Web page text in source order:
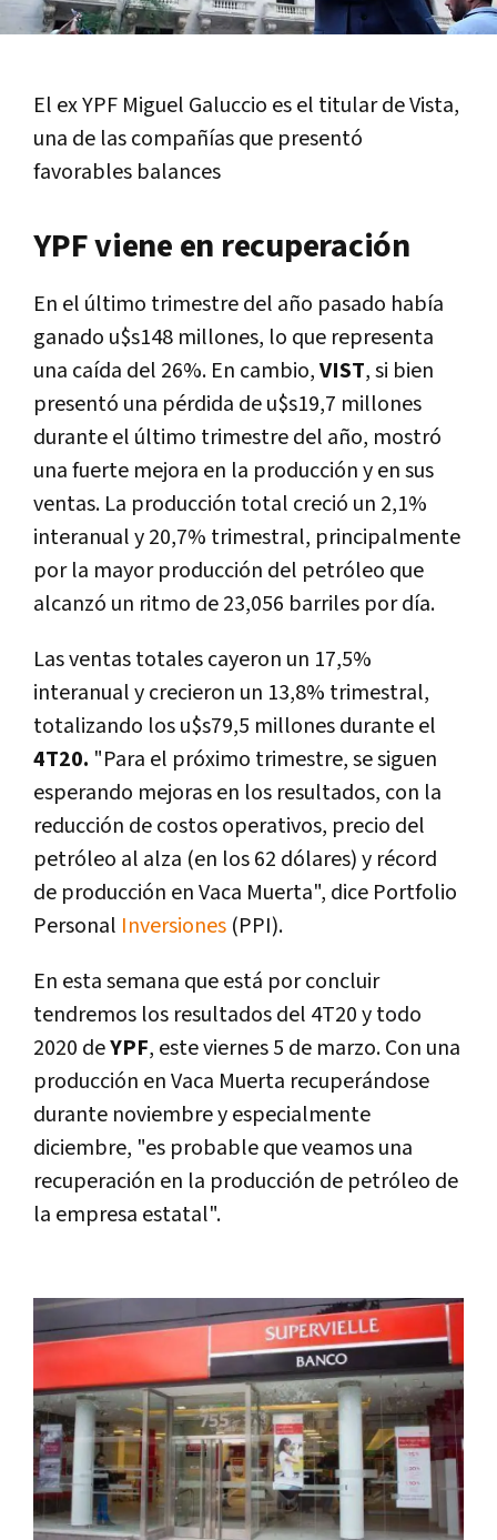
El ex YPF Miguel Galuccio es el titular de Vista,
una de las compañías que presentó
favorables balances
YPF viene en recuperación
En el último trimestre del año pasado había
ganado u$s148 millones, lo que representa
una caída del 26%. En cambio,VIST, si bien
presentó una pérdida de u$s19,7 millones
durante el último trimestre del año, mostró
una fuerte mejora en la producción y en sus
ventas. La producción total creció un 2,1%
interanual y 20,7% trimestral, principalmente
por la mayor producción del petróleo que
alcanzó un ritmo de 23,056 barriles por día.
Las ventas totales cayeron un 17,5%
interanual y crecieron un 13,8% trimestral,
totalizando los u$s79,5 millones durante el
4T20. "Para el próximo trimestre, se siguen
esperando mejoras en los resultados, con la
reducción de costos operativos, precio del
petróleo al alza (en los 62 dólares) y récord
de producción en Vaca Muerta", dice Portfolio
Personal Inversiones (PPI).
En esta semana que está por concluir
tendremos los resultados del 4T20 y todo
2020 deYPF, este viernes 5 de marzo. Con una
producción en Vaca Muerta recuperándose
durante noviembre y especialmente
diciembre, "es probable que veamos una
recuperación en la producción de petróleo de
la empresa estatal".